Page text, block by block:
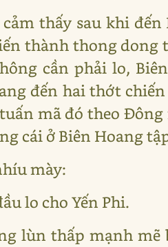
thấy sau khi
thành thong dong
cần phải lo,
đến hai thớt
mã đó theo
cái ở Biên Hoang
mày:
lo cho Yến Phi.
lùn thấp mạnh